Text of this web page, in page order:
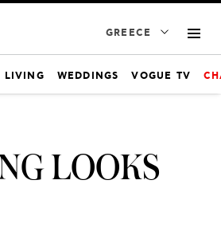
GREECE
LIVING WEDDINGS VOGUE TV
LOOKS